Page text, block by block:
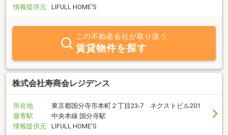
情報提供元
LIFULL HOME'S
この不動産会社が取り扱う
賃貸物件を探す
株式会社寿商会レジデンス
所在地
東京都国分寺市本町２丁目23-7 ネクストビル201
最寄駅
中央本線 国分寺駅
情報提供元
LIFULL HOME'S